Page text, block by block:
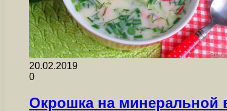
20.02.2019
0
Окрошка на минеральной